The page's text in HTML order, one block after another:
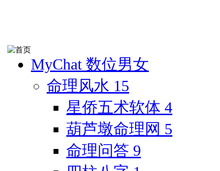
MyChat 数位男女
命理风水 15
星侨五术软体 4
葫芦墩命理网 5
命理问答 9